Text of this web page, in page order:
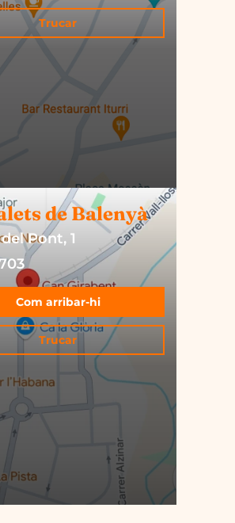
Trucar
de Balenyà
Pont, 1
Com arribar-hi
Trucar